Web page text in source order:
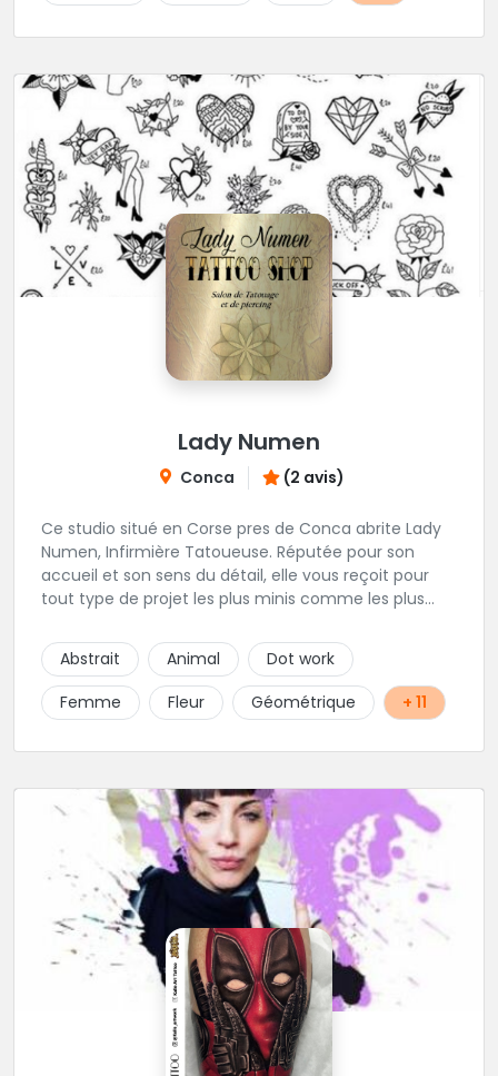
Lady Numen
Conca (2 avis)
Ce studio situé en Corse pres de Conca abrite Lady
Numen, Infirmière Tatoueuse. Réputée pour son
accueil et son sens du détail, elle vous reçoit pour
tout type de projet les plus minis comme les plus
Abstrait
Animal
Dot work
Femme
Fleur Géométrique + 11